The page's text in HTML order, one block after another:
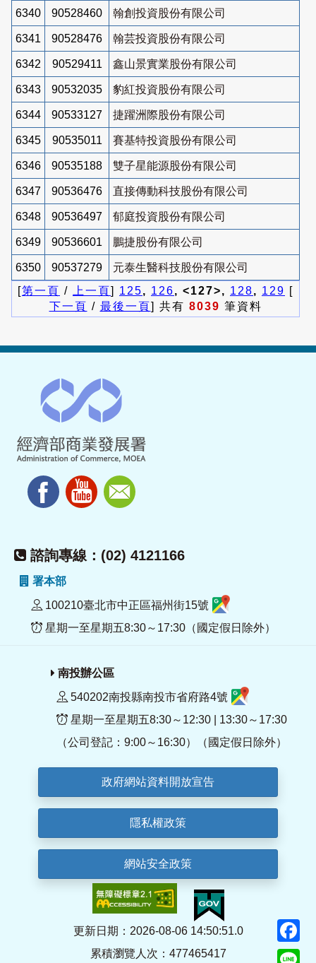
6340 90528460 翰創投資股份有限公司
6341 90528476 翰芸投資股份有限公司
6342 90529411 鑫山景實業股份有限公司
6343 90532035 豹紅投資股份有限公司
6344 90533127 捷躍洲際股份有限公司
6345 90535011 賽基特投資股份有限公司
6346 90535188 雙子星能源股份有限公司
6347 90536476 直接傳動科技股份有限公司
6348 90536497 郁庭投資股份有限公司
6349 90536601 鵬捷股份有限公司
6350 90537279
元泰生醫科技股份有限公司
[第一頁 / 上一頁] 125, 126, <127>, 128, 129 [
下一頁 / 最後一頁] 共有 8039 筆資料
諮詢專線：(02) 4121166
署本部
100210臺北市中正區福州街15號
星期一至星期五8:30～17:30（國定假日除外）
南投辦公區
540202南投縣南投市省府路4號
星期一至星期五8:30～12:30 | 13:30～17:30
（公司登記：9:00～16:30）（國定假日除外）
政府網站資料開放宣告
隱私權政策
網站安全政策
更新日期：2026-08-06 14:50:51.0
累積瀏覽人次：477465417